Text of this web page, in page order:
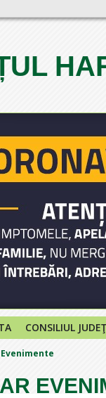
12
CONSILIUL